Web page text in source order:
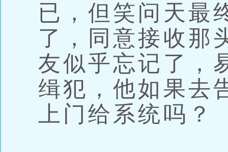
已，但笑问天最
了，同意接收那
友似乎忘记了，
缉犯，他如果去
上门给系统吗？